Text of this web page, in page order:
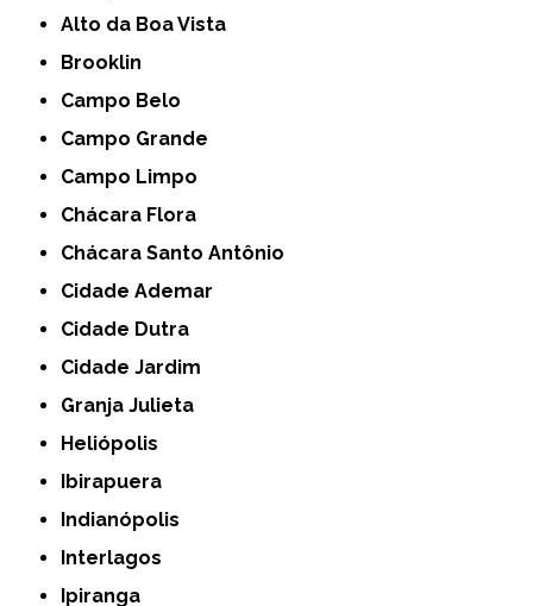
Alto da Boa Vista
Brooklin
Campo Belo
Campo Grande
Campo Limpo
Chácara Flora
Chácara Santo Antônio
Cidade Ademar
Cidade Dutra
Cidade Jardim
Granja Julieta
Heliópolis
Ibirapuera
Indianópolis
Interlagos
Ipiranga